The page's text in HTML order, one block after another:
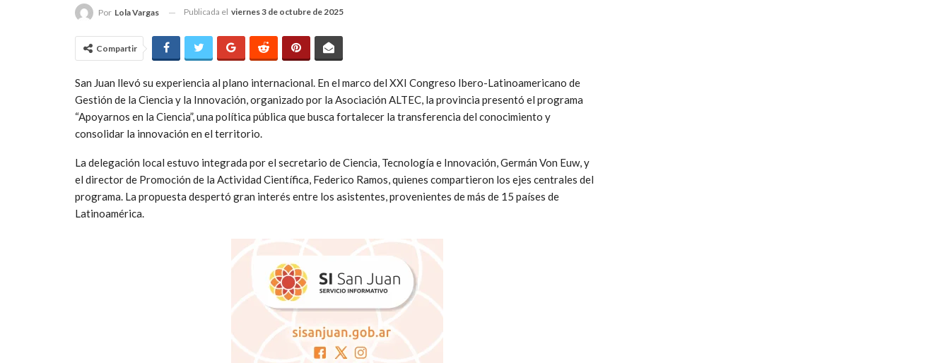
Por Lola Vargas Publicada el viernes 3 de octubre de 2025
Compartir
San Juan llevó su experiencia al plano internacional. En el marco del XXI Congreso Ibero-Latinoamericano de
Gestión de la Ciencia y la Innovación, organizado por la Asociación ALTEC, la provincia presentó el programa
“Apoyarnos en la Ciencia”, una política pública que busca fortalecer la transferencia del conocimiento y
consolidar la innovación en el territorio.
La delegación local estuvo integrada por el secretario de Ciencia, Tecnología e Innovación, Germán Von Euw, y
el director de Promoción de la Actividad Científica, Federico Ramos, quienes compartieron los ejes centrales del
programa. La propuesta despertó gran interés entre los asistentes, provenientes de más de 15 países de
Latinoamérica.